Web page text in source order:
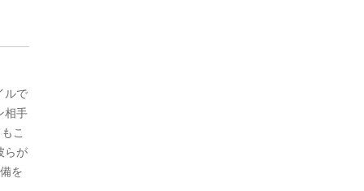
ルで
相手
こ
らが
を